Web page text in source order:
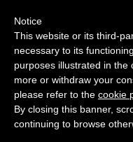
菜单
时尚频道
McQ 全新
2019-02-04 10:09:02
编辑：nami
Notice
This website or its third-
necessary to its
purposes illustrated in the
more or withdraw your
please refer to the cookie
By closing this banner,
continuing to browse